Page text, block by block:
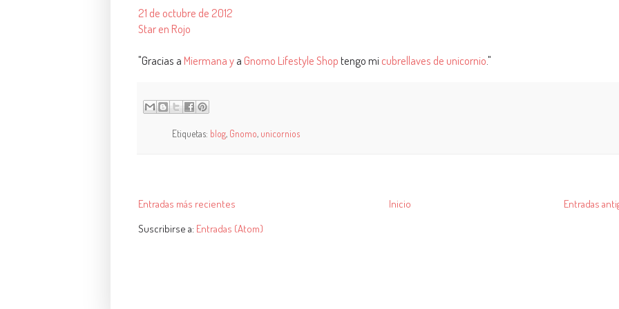
21 de octubre de 2012
Star en Rojo
"Gracias a Miermana ya Gnomo Lifestyle Shoptengo micubrellaves de unicornio."
Etiquetas: blog, Gnomo, unicornios
Entradas más recientes Entradas
Inicio
Suscribirse a: Entradas (Atom)